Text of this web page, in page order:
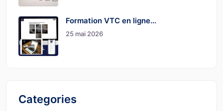
Formation VTC en ligne…
25 mai 2026
Categories